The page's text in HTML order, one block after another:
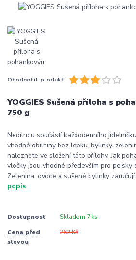
Ohodnotit produkt
YOGGIES Sušená příloha s
750 g
Nedílnou součástí každodenního
vhodné obilniny bez lepku. bylinky.
naleznete ve složení této přílohy. Jak
vločky jsou vhodné především pro pejsky
Zelenina. ovoce a sušené bylinky
popis
Dostupnost Skladem 7 ks
Cena před
slevou
262 Kč